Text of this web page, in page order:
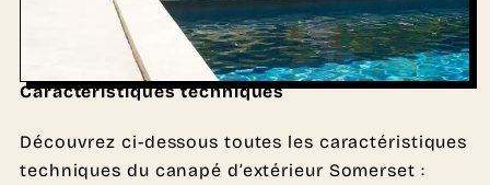
Caractéristiques techniques
Découvrez ci-dessous toutes les caractéristiques
techniques du canapé d’extérieur Somerset :